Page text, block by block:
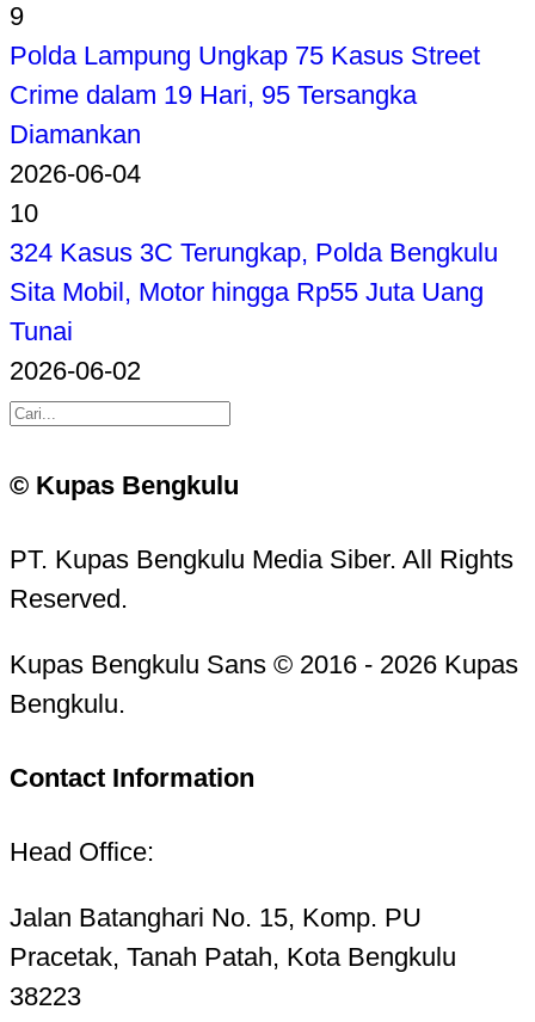
9
Polda Lampung Ungkap 75 Kasus Street
Crime dalam 19 Hari, 95 Tersangka
Diamankan
2026-06-04
10
324 Kasus 3C Terungkap, Polda Bengkulu
Sita Mobil, Motor hingga Rp55 Juta Uang
Tunai
2026-06-02
© Kupas Bengkulu
PT. Kupas Bengkulu Media Siber. All Rights
Reserved.
Kupas Bengkulu Sans © 2016 - 2026 Kupas
Bengkulu.
Contact Information
Head Office:
Jalan Batanghari No. 15, Komp. PU
Pracetak, Tanah Patah, Kota Bengkulu
38223